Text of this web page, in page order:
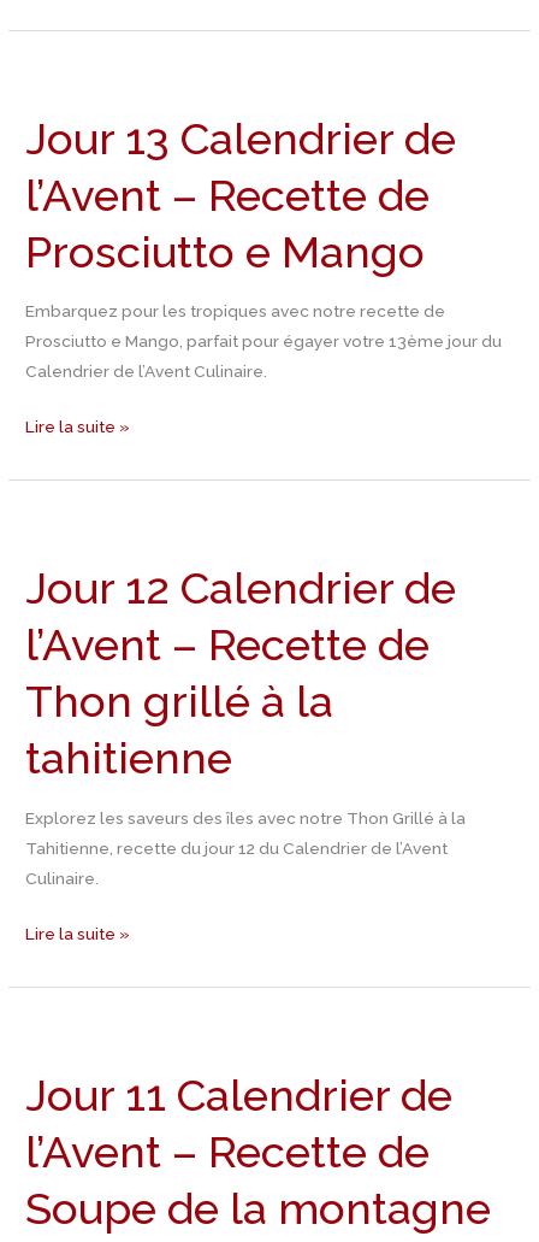
Jour 13 Calendrier de
l’Avent – Recette de
Prosciutto e Mango
Embarquez pour les tropiques avec notre recette de
Prosciutto e Mango, parfait pour égayer votre 13ème jour du
Calendrier de l’Avent Culinaire.
Calendrier
de
l’Avent
Recette
Prosciutto
e
Mango
Lire la suite »
Jour 12 Calendrier de
l’Avent – Recette de
Thon grillé à la
tahitienne
Explorez les saveurs des îles avec notre Thon Grillé à la
Tahitienne, recette du jour 12 du Calendrier de l’Avent
Culinaire.
Calendrier
de
l’Avent
Recette
Thon
à
la
tahitienne
Lire la suite »
Jour 11 Calendrier de
l’Avent – Recette de
Soupe de la montagne
Calendrier
de
l’Avent
Recette